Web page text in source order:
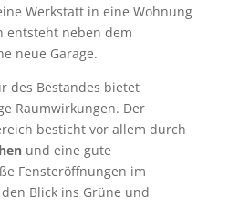
Werkstatt in eine Wohnung
entsteht neben dem
neue Garage.
des Bestandes bietet
Raumwirkungen. Der
besticht vor allem durch
und eine gute
Fensteröffnungen im
Blick ins Grüne und